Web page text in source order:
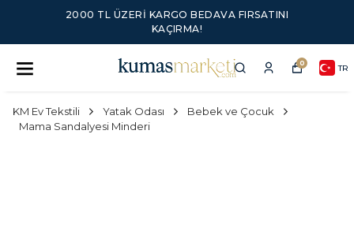
2000 TL ÜZERI KARGO BEDAVA FIRSATINI
KAÇIRMA!
0 TR
KM Ev Tekstili Yatak Odası
Bebek ve Çocuk
Mama Sandalyesi Minderi